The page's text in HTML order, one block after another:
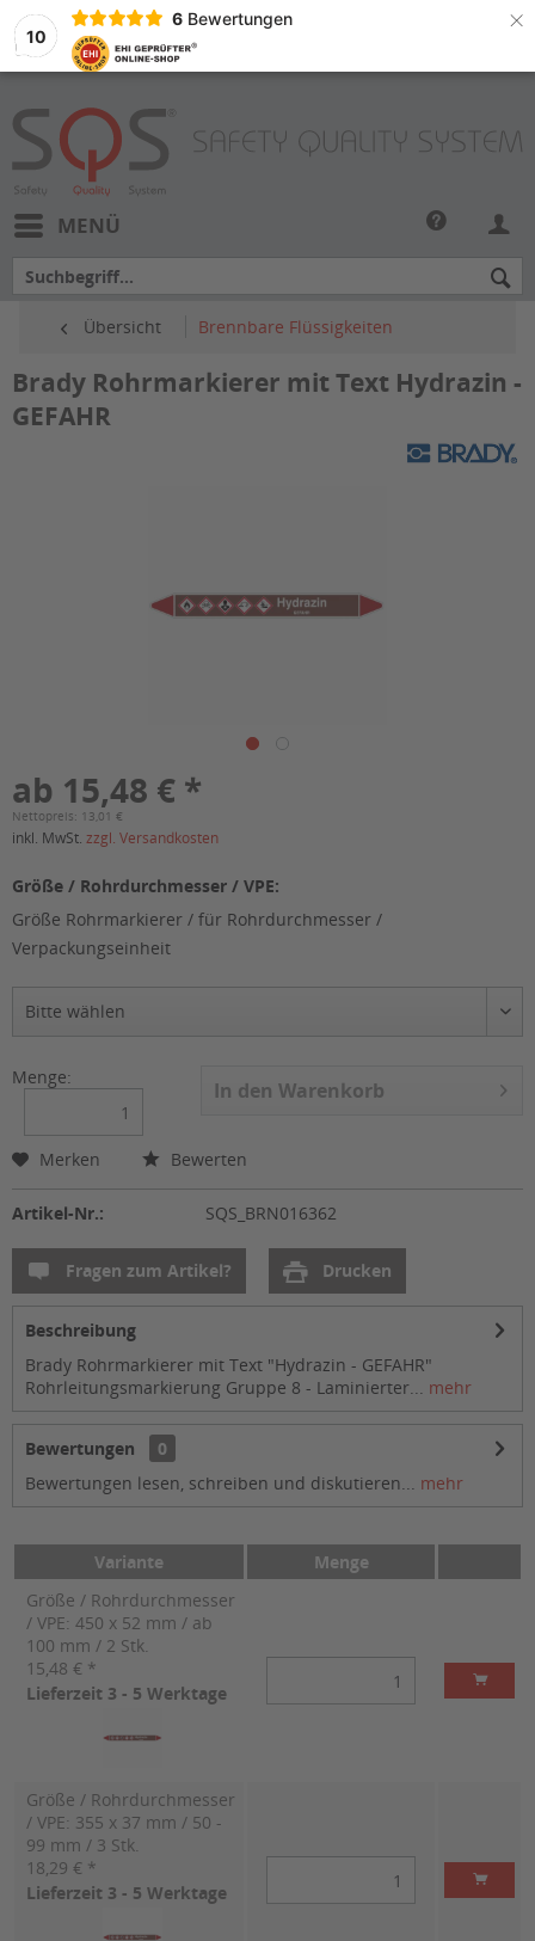
10
6 Bewertungen ×
MENÜ
Übersicht Brennbare Flüssigkeiten
Brady Rohrmarkierer mit Text Hydrazin -
GEFAHR
ab 15,48 € *
Nettopreis: 13,01 €
inkl. MwSt. zzgl. Versandkosten
Größe / Rohrdurchmesser / VPE:
Größe Rohrmarkierer / für Rohrdurchmesser /
Verpackungseinheit
Menge:
In den Warenkorb
Merken Bewerten
Artikel-Nr.: SQS_BRN016362
Fragen zum Artikel? Drucken
Beschreibung
Brady Rohrmarkierer mit Text "Hydrazin - GEFAHR"
Rohrleitungsmarkierung Gruppe 8 - Laminierter... mehr
Bewertungen
0
Bewertungen lesen, schreiben und diskutieren... mehr
Variante
Menge
Größe / Rohrdurchmesser
/ VPE: 450 x 52 mm / ab
100 mm / 2 Stk.
15,48 € *
Lieferzeit 3 - 5 Werktage
Größe / Rohrdurchmesser
/ VPE: 355 x 37 mm / 50 -
99 mm / 3 Stk.
18,29 € *
Lieferzeit 3 - 5 Werktage